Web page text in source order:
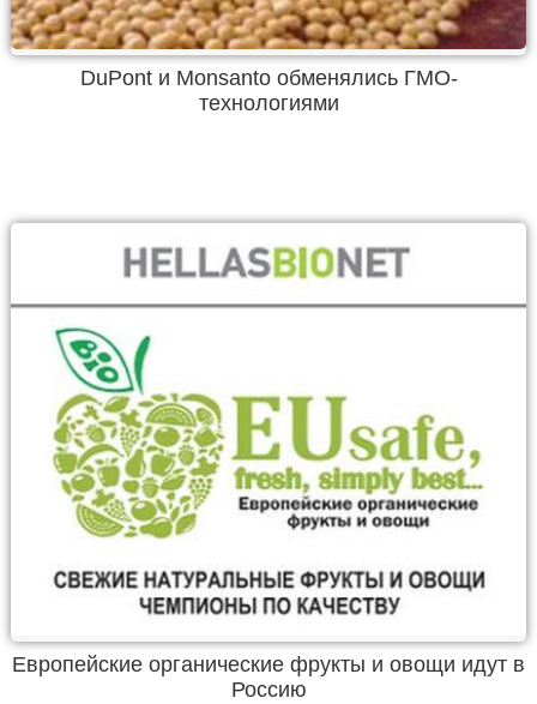
DuPont и Monsanto обменялись ГМО-
технологиями
Европейские органические фрукты и овощи идут в
Россию